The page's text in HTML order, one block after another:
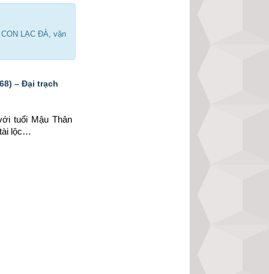
LẠC ĐÀ, vận
– Đại trạch
tuổi Mậu Thân
lộc…